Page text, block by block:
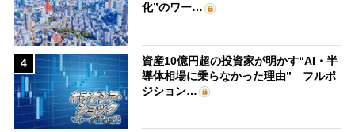
化”のワー…
4
資産10億円超の投資家が明かす“AI・半
導体相場に乗らなかった理由” フルポ
ジション…